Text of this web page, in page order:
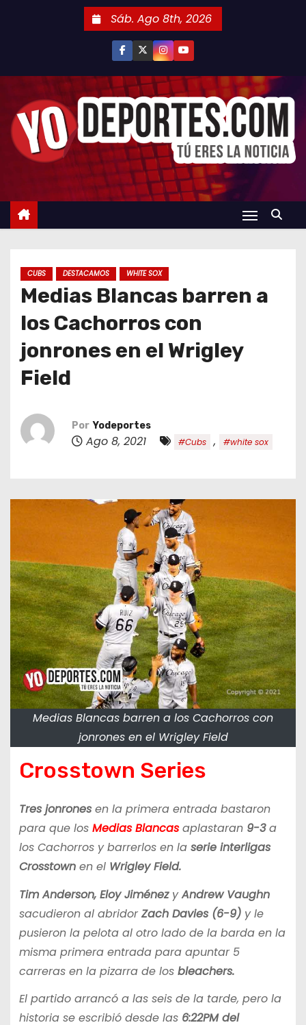
n
Sáb. Ago 8th, 2026
CUBS DESTACAMOS WHITE SOX
Medias Blancas barren a
los Cachorros con
jonrones en el Wrigley
Field
Por Yodeportes
Ago 8, 2021 #Cubs , #white sox
Medias Blancas barren a los Cachorros con
jonrones en el Wrigley Field
Crosstown Series
Tres jonronesen la primera entrada bastaron
para que los Medias Blancasaplastaran 9-3a
los Cachorros y barrerlos en la serie interligas
Crosstownen el Wrigley Field.
Tim Anderson, Eloy JiménezyAndrew Vaughn
sacudieron al abridorZach Davies (6-9)y le
pusieron la pelota al otro lado de la barda en la
misma primera entrada para apuntar 5
carreras en la pizarra de los bleachers.
El partido arrancó a las seis de la tarde, pero la
historia se escribió desde las 6:22PM del